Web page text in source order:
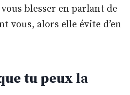
vous blesser en parlant de
vous, alors elle évite d’en
tu peux la